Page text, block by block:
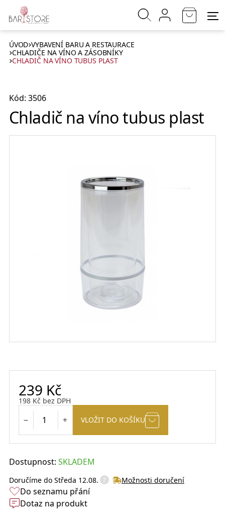
ÚVOD VYBAVENÍ BARU A RESTAURACE
CHLADIČE NA VÍNO A ZÁSOBNÍKY
CHLADIČ NA VÍNO TUBUS PLAST
Kód: 3506
Chladič na víno tubus plast
239 Kč
198 Kčbez DPH
VLOŽIT DO KOŠÍKU
Dostupnost: SKLADEM
Doručíme do Středa 12.08. ? Možnosti doručení
Do seznamu přání
Dotaz na produkt